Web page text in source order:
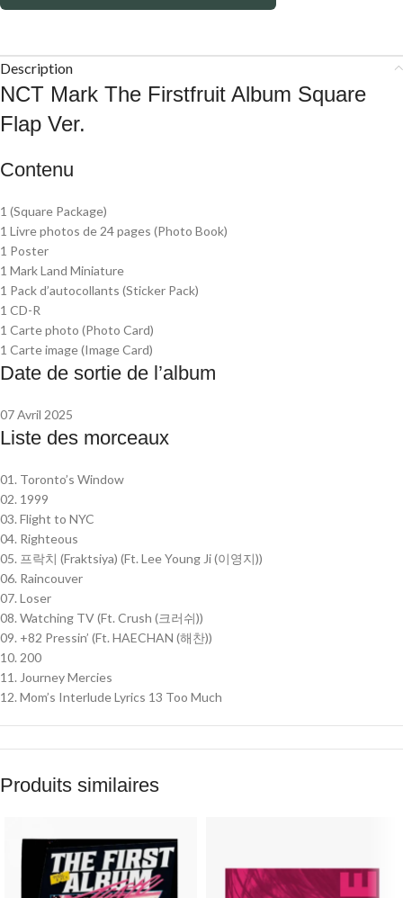
Description
NCT Mark The Firstfruit Album Square
Flap Ver.
Contenu
1 (Square Package)
1 Livre photos de 24 pages (Photo Book)
1 Poster
1 Mark Land Miniature
1 Pack d’autocollants (Sticker Pack)
1 CD-R
1 Carte photo (Photo Card)
1 Carte image (Image Card)
Date de sortie de l’album
07 Avril 2025
Liste des morceaux
01. Toronto’s Window
02. 1999
03. Flight to NYC
04. Righteous
05. 프락치 (Fraktsiya) (Ft. Lee Young Ji (이영지))
06. Raincouver
07. Loser
08. Watching TV (Ft. Crush (크러쉬))
09. +82 Pressin’ (Ft. HAECHAN (해찬))
10. 200
11. Journey Mercies
12. Mom’s Interlude Lyrics 13 Too Much
Produits similaires